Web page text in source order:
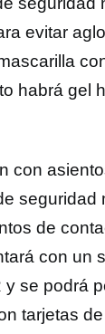
evitar
habrá gel
con
seguridad
de
con un
se podrá
tarjetas